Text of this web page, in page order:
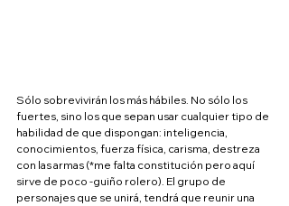
Sólo sobrevivirán los más hábiles. No sólo los
fuertes, sino los que sepan usar cualquier tipo de
habilidad de que dispongan: inteligencia,
conocimientos, fuerza física, carisma, destreza
con las armas (*me falta constitución pero aquí
sirve de poco -guiño rolero). El grupo de
personajes que se unirá, tendrá que reunir una